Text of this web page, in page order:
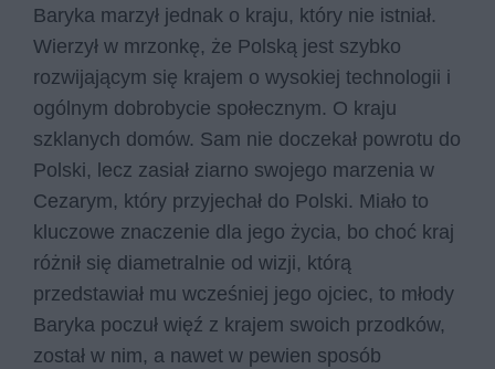
Baryka marzył jednak o kraju, który nie istniał.
Wierzył w mrzonkę, że Polską jest szybko
rozwijającym się krajem o wysokiej technologii i
ogólnym dobrobycie społecznym. O kraju
szklanych domów. Sam nie doczekał powrotu do
Polski, lecz zasiał ziarno swojego marzenia w
Cezarym, który przyjechał do Polski. Miało to
kluczowe znaczenie dla jego życia, bo choć kraj
różnił się diametralnie od wizji, którą
przedstawiał mu wcześniej jego ojciec, to młody
Baryka poczuł więź z krajem swoich przodków,
został w nim, a nawet w pewien sposób